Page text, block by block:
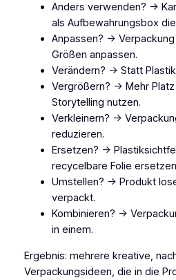
Anders verwenden? →
als Aufbewahrungsbox
Anpassen? →
Größen anpassen.
Verändern? → Statt
Vergrößern? → Mehr
Storytelling nutzen.
Verkleinern? →
reduzieren.
Ersetzen? →
recycelbare Folie
Umstellen? → Produkt
verpackt.
Kombinieren? →
in einem.
Ergebnis: mehrere kreative,
Verpackungsideen, die in die